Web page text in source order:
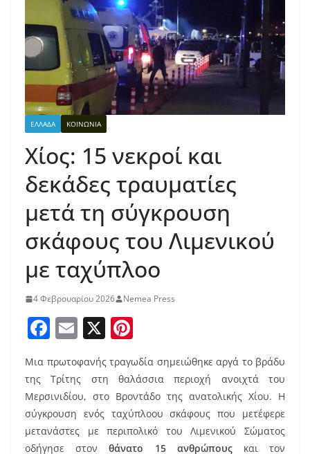
ΕΛΛΑΔΑ ΚΟΙΝΩΝΙΑ
Χίος: 15 νεκροί και
δεκάδες τραυματίες
μετά τη σύγκρουση
σκάφους του Λιμενικού
με ταχύπλοο
4 Φεβρουαρίου 2026 Nemea Press
F
c
e
b
o
E
ai
l
X
nt
er
e
st
Μια πρωτοφανής τραγωδία σημειώθηκε αργά το βράδυ
της Τρίτης στη θαλάσσια περιοχή ανοιχτά του
Μερσινιδίου, στο Βροντάδο της ανατολικής Χίου. Η
σύγκρουση ενός ταχύπλοου σκάφους που μετέφερε
μετανάστες με περιπολικό του Λιμενικού Σώματος
οδήγησε στονθάνατο 15 ανθρώπουςκαι τον